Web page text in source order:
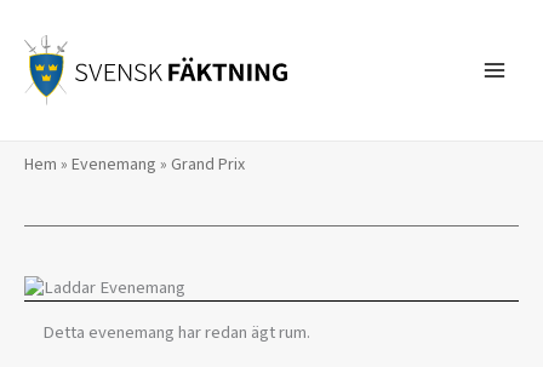
innehåll
Hem » Evenemang » Grand Prix
Detta evenemang har redan ägt rum.